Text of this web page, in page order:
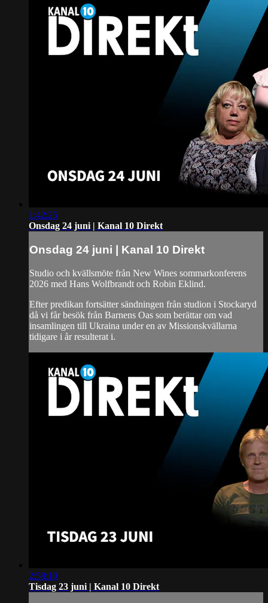
1:42:25
Onsdag 24 juni | Kanal 10 Direkt
Onsdag 24 juni | Kanal 10 Direkt
Studio och kvällsmöte från New Wines sommarkonferens
2026 med Hans Wolfbrandt och Robin Eklind.
Efter predikan fortsätter sändningen från studion i Stockaryd
då vi får besök från Barnens Oas som berättar om vad
insamlingen till Ukraina under en av Missionskvällarna
tidigare i år resulterat i.
2:58:10
Tisdag 23 juni | Kanal 10 Direkt